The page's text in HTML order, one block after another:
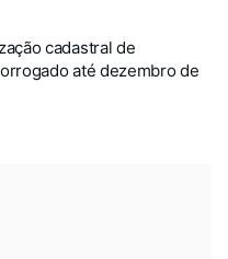
cadastral de
até dezembro de